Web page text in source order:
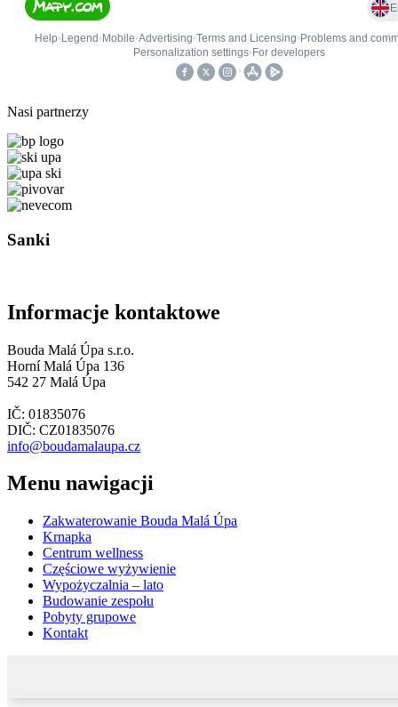
Nasi partnerzy
Sanki
Informacje kontaktowe
Bouda Malá Úpa s.r.o.
Horní Malá Úpa 136
542 27 Malá Úpa
IČ: 01835076
DIČ: CZ01835076
info@boudamalaupa.cz
Menu nawigacji
Zakwaterowanie Bouda Malá Úpa
Krnapka
Centrum wellness
Częściowe wyżywienie
Wypożyczalnia – lato
Budowanie zespołu
Pobyty grupowe
Kontakt